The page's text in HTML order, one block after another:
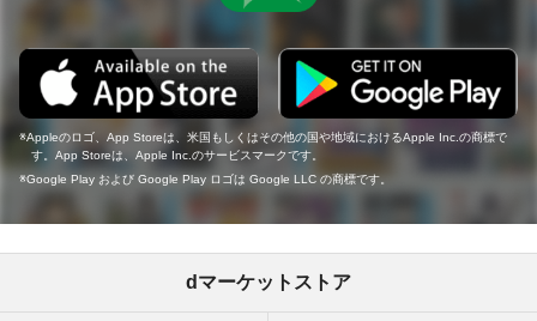
Appleのロゴ、App Storeは、米国もしくはその他の国や地域におけるApple Inc.の商標で
す。App Storeは、Apple Inc.のサービスマークです。
Google Play および Google Play ロゴは Google LLC の商標です。
dマーケットストア